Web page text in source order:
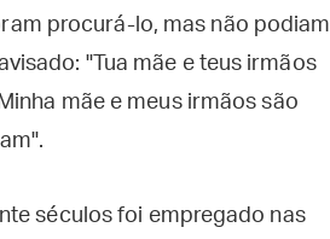
procurá-lo, mas não podiam
"Tua mãe e teus irmãos
mãe e meus irmãos são
séculos foi empregado nas